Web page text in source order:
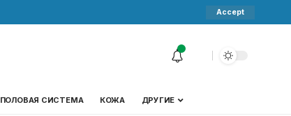
Accept
ПОЛОВАЯ СИСТЕМА КОЖА ДРУГИЕ